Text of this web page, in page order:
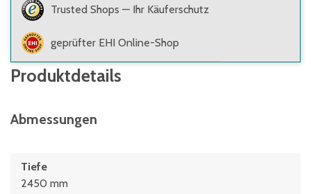
Trusted Shops — Ihr Käuferschutz
geprüfter EHI Online-Shop
Produktdetails
Abmessungen
Tiefe
2450 mm